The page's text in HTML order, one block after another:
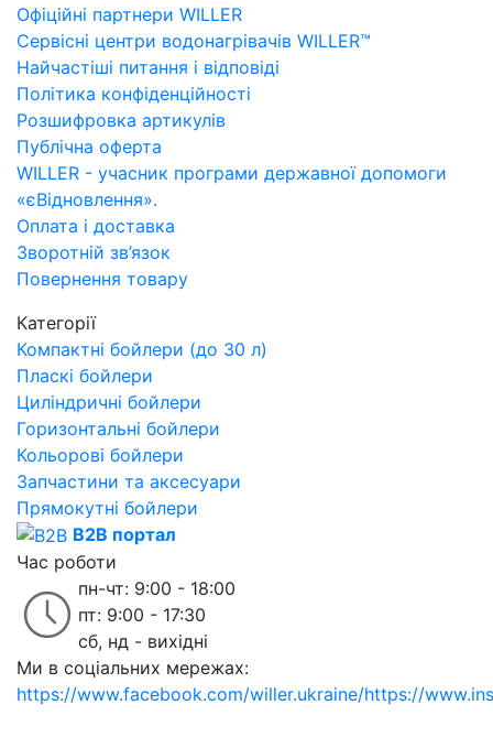
Офіційні партнери WILLER
Сервісні центри водонагрівачів WILLER™
Найчастіші питання і відповіді
Політика конфіденційності
Розшифровка артикулів
Публічна оферта
WILLER - учасник програми державної допомоги
«єВідновлення».
Оплата і доставка
Зворотній зв’язок
Повернення товару
Категорії
Компактні бойлери (до 30 л)
Пласкі бойлери
Циліндричні бойлери
Горизонтальні бойлери
Кольорові бойлери
Запчастини та аксесуари
Прямокутні бойлери
B2B портал
Час роботи
пн-чт: 9:00 - 18:00
пт: 9:00 - 17:30
сб, нд - вихідні
Ми в соціальних мережах:
https://www.facebook.com/willer.ukraine/https://